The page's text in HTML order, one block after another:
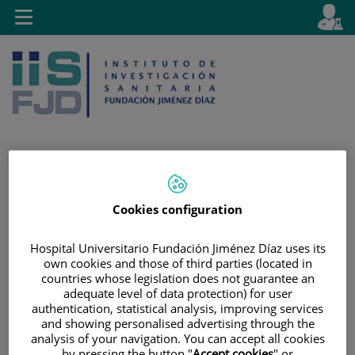
Jump to content
Active
en
Toggle
navigation
Cookies configuration
Hospital Universitario Fundación Jiménez Díaz uses its
own cookies and those of third parties (located in
countries whose legislation does not guarantee an
adequate level of data protection) for user
authentication, statistical analysis, improving services
and showing personalised advertising through the
analysis of your navigation. You can accept all cookies